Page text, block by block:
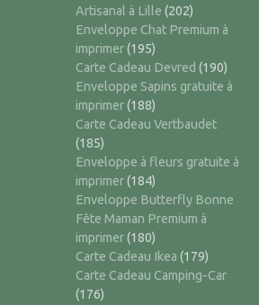
Artisanal à Lille (202)
Enveloppe Chat Premium à
imprimer(195)
Carte Cadeau Devred (190)
Enveloppe Sapins gratuite à
imprimer(188)
Carte Cadeau Vertbaudet
(185)
Enveloppe à fleurs gratuite à
imprimer(184)
Enveloppe Butterfly Bonne
Fête Maman Premium à
imprimer(180)
Carte Cadeau Ikea (179)
Carte Cadeau Camping-Car
(176)